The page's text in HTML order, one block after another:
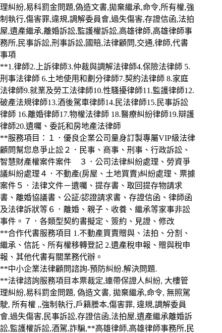
理糾紛,易科罰金問題,偽造文書,拋棄繼承,命令,所有權,強
制執行,傷害罪,違規,調解委員會,過失傷害,存證信函,法拍
屋,遺產繼承,離婚訴訟,監護權訴訟,高雄律師,高雄律師事
務所,民事訴訟,刑事訴訟,國賠,法律顧問,交通,律師,代書
事項
**1.律師2.上訴律師3.仲裁與調解法律師4.保險法律師 5.
刑事法律師 6.土地使用和劃分律師7.契約法律師 8.家庭
法律師9.就業及勞工法律師10.性騷擾律師11.監護律師12.
破產法規律師13.酒後駕車律師14.民法律師15.民事訴訟
律師 16.離婚律師17.物權法律師 18.醫療糾紛律師19.辯護
律師20.遺囑、委託和房地產法律師
**服務項目：１．優良企業公司量身訂製專屬VIP級法律
顧問幫您息爭止訟２．民事、商事、刑事、行政訴訟、
智慧財產權案件案件 ３．公司法律糾紛處理、勞資爭
議糾紛處理４．不動產(房屋、土地買賣)糾紛處理、票據
案件５．法律文件－遺囑、提存書、取回提存物請求
書、離婚協議書、公証/認證請求書、存證信函、律師函
及法律訴狀等６．離婚、親子、收養、繼承等家事非訟
事件。７．各類型契約書擬定、簽約、見證、修改
**合作代書服務項目 1.不動產買賣贈與、法拍、分割、
繼承、信託、所有權移轉登記 2.遺產稅申報、贈與稅申
報、其他代書有關業務代辦。
**中小企業法律顧問諮詢-預防糾紛.解決問題.
**法律諮詢服務項目本票裁定,連帶保證人糾紛, 大樓管
理糾紛,易科罰金問題, 偽造文書, 拋棄繼承,命令, 無照駕
駛, 所有權 ,,強制執行,戶籍謄本,傷害罪, 違規,調解委員
會,過失傷害,民事訴訟,存證信函,法拍屋,遺產繼承離婚訴
訟,監護權訴訟,酒駕,詐騙,**高雄律師,高雄律師事務所,民